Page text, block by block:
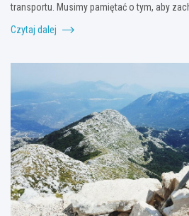
transportu. Musimy pamiętać o tym, aby
Czytaj dalej